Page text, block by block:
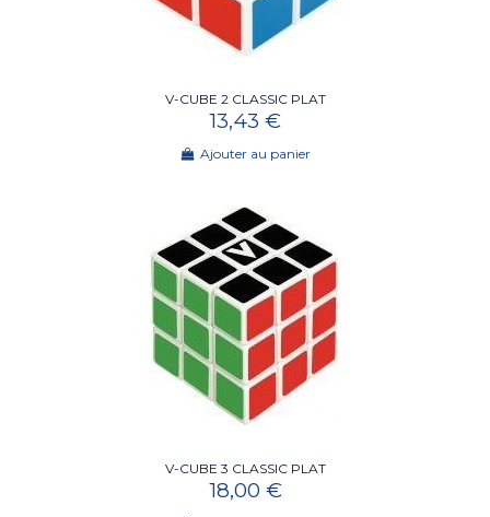
V-CUBE 2 CLASSIC PLAT
13,43 €
Ajouter au panier
V-CUBE 3 CLASSIC PLAT
18,00 €